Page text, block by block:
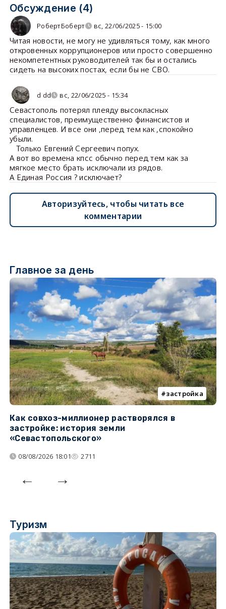
Обсуждение (4)
РобертБоберт вс, 22/06/2025 - 15:00
Читая новости, не могу не удивляться тому, как много
откровенных коррупционеров или просто совершенно
некомпетентных руководителей так бы и остались
сидеть на высоких постах, если бы не СВО.
d dd вс, 22/06/2025 - 15:34
Севастополь потерял плеяду высокласных
специалистов, преимущественно финансистов и
управленцев. И все они ,перед тем как ,спокойно
убыли.
Только Евгений Сергеевич попух.
А вот во времена кпсс обычно перед тем как за
мягкое место брать исключали из рядов.
А Единая Россия ? исключает?
Авторизуйтесь, чтобы читать все
комментарии
Главное за день
застройка
Как совхоз-миллионер растворялся в
застройке: история земли
«Севастопольского»
08/08/2026 18:01 2711
Туризм